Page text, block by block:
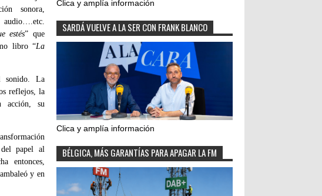
sonora,
audio….etc.
estés” que
libro “La
sonido. La
reflejos, la
acción, su
papel al
entonces,
y en
Clica y amplía información
SARDÁ VUELVE A LA SER CON FRANK BLANCO
Clica y amplía información
BÉLGICA, MÁS GARANTÍAS PARA APAGAR LA FM